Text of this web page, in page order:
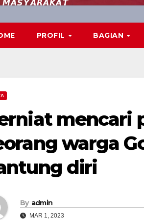
𝙈𝘼𝙎𝙔𝘼𝙍𝘼𝙆𝘼𝙏
PROFIL BAGIAN
mencari
warga
diri
By admin
MAR 1, 2023